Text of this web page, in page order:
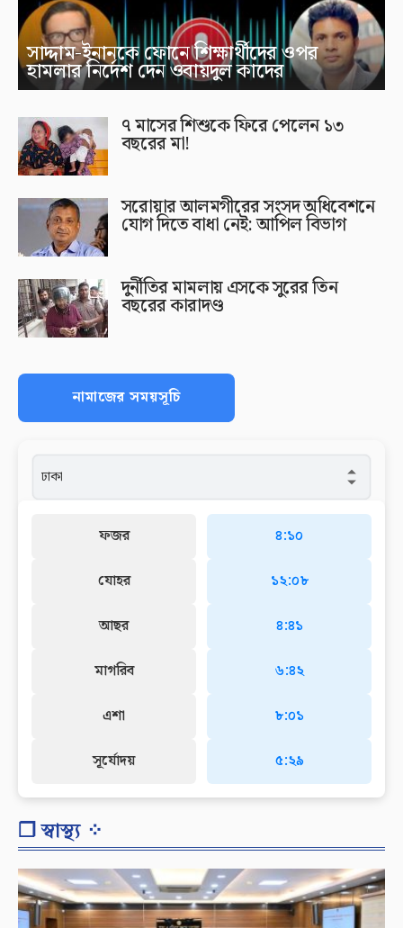
সাদ্দাম-ইনানকে ফোনে শিক্ষার্থীদের ওপর
হামলার নির্দেশ দেন ওবায়দুল কাদের
৭ মাসের শিশুকে ফিরে পেলেন ১৩
বছরের মা!
সরোয়ার আলমগীরের সংসদ অধিবেশনে
যোগ দিতে বাধা নেই: আপিল বিভাগ
দুর্নীতির মামলায় এসকে সুরের তিন
বছরের কারাদণ্ড
নামাজের সময়সূচি
ফজর
যোহর
আছর
মাগরিব
এশা
সূর্যোদয়
৪:১০
১২:০৮
৪:৪১
৬:৪২
৮:০১
৫:২৯
❐ স্বাস্থ্য ⁘